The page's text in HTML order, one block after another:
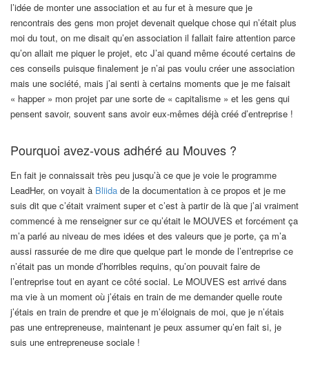
l’idée de monter une association et au fur et à mesure que je
rencontrais des gens mon projet devenait quelque chose qui n’était plus
moi du tout, on me disait qu’en association il fallait faire attention parce
qu’on allait me piquer le projet, etc J’ai quand même écouté certains de
ces conseils puisque finalement je n’ai pas voulu créer une association
mais une société, mais j’ai senti à certains moments que je me faisait
« happer » mon projet par une sorte de « capitalisme » et les gens qui
pensent savoir, souvent sans avoir eux-mêmes déjà créé d’entreprise !
Pourquoi avez-vous adhéré au Mouves ?
En fait je connaissait très peu jusqu’à ce que je voie le programme
LeadHer, on voyait à Bliida de la documentation à ce propos et je me
suis dit que c’était vraiment super et c’est à partir de là que j’ai vraiment
commencé à me renseigner sur ce qu’était le MOUVES et forcément ça
m’a parlé au niveau de mes idées et des valeurs que je porte, ça m’a
aussi rassurée de me dire que quelque part le monde de l’entreprise ce
n’était pas un monde d’horribles requins, qu’on pouvait faire de
l’entreprise tout en ayant ce côté social. Le MOUVES est arrivé dans
ma vie à un moment où j’étais en train de me demander quelle route
j’étais en train de prendre et que je m’éloignais de moi, que je n’étais
pas une entrepreneuse, maintenant je peux assumer qu’en fait si, je
suis une entrepreneuse sociale !